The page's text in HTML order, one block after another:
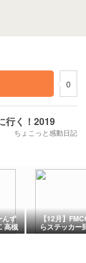
0
行く！2019
ちょこっと感動日記
んず
高槻
【12月】
らステッカー
さん、手書き